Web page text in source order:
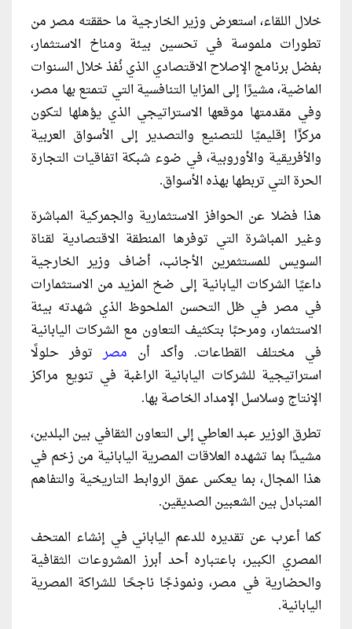
خلال اللقاء، استعرض وزير الخارجية ما حققته مصر من
تطورات ملموسة في تحسين بيئة ومناخ الاستثمار،
بفضل برنامج الإصلاح الاقتصادي الذي نُفذ خلال السنوات
الماضية، مشيرًا إلى المزايا التنافسية التي تتمتع بها مصر،
وفي مقدمتها موقعها الاستراتيجي الذي يؤهلها لتكون
مركزًا إقليميًا للتصنيع والتصدير إلى الأسواق العربية
والأفريقية والأوروبية، في ضوء شبكة اتفاقيات التجارة
الحرة التي تربطها بهذه الأسواق.
هذا فضلا عن الحوافز الاستثمارية والجمركية المباشرة
وغير المباشرة التي توفرها المنطقة الاقتصادية لقناة
السويس للمستثمرين الأجانب، أضاف وزير الخارجية
داعيًا الشركات اليابانية إلى ضخ المزيد من الاستثمارات
في مصر في ظل التحسن الملحوظ الذي شهدته بيئة
الاستثمار، ومرحبًا بتكثيف التعاون مع الشركات اليابانية
في مختلف القطاعات. وأكد أن مصرتوفر حلولًا
استراتيجية للشركات اليابانية الراغبة في تنويع مراكز
الإنتاج وسلاسل الإمداد الخاصة بها.
تطرق الوزير عبد العاطي إلى التعاون الثقافي بين البلدين،
مشيدًا بما تشهده العلاقات المصرية اليابانية من زخم في
هذا المجال، بما يعكس عمق الروابط التاريخية والتفاهم
المتبادل بين الشعبين الصديقين.
كما أعرب عن تقديره للدعم الياباني في إنشاء المتحف
المصري الكبير، باعتباره أحد أبرز المشروعات الثقافية
والحضارية في مصر، ونموذجًا ناجحًا للشراكة المصرية
اليابانية.